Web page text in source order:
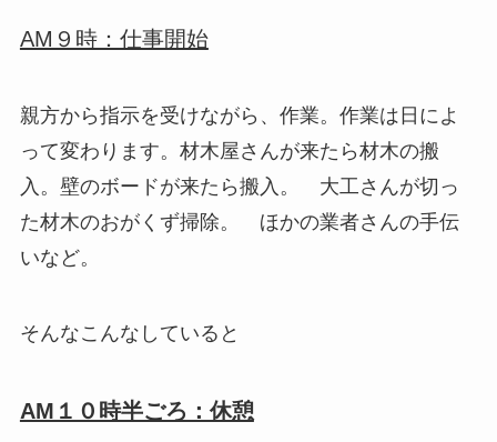
AM９時：仕事開始
親方から指示を受けながら、作業。作業は日によ
って変わります。材木屋さんが来たら材木の搬
入。壁のボードが来たら搬入。 大工さんが切っ
た材木のおがくず掃除。 ほかの業者さんの手伝
いなど。
そんなこんなしていると
AM１０時半ごろ：休憩